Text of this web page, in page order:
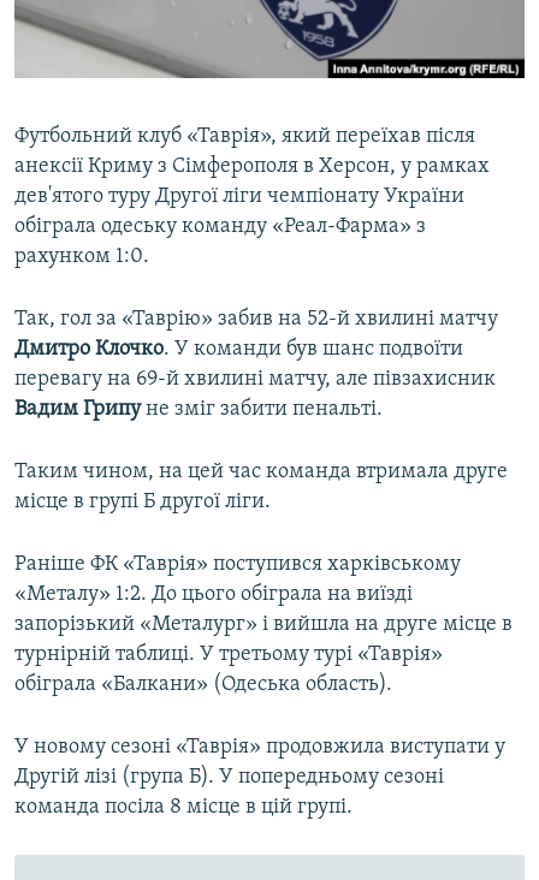
ВІДЕОУРОКИ «ELIFBE»
СВІДЧЕННЯ ОКУПАЦІЇ
Русский
Qırımtatar
ДОЛУЧАЙСЯ!
Усі сайти RFE/RL
Футбольний клуб «Таврія», який переїхав після
анексії Криму з Сімферополя в Херсон, у рамках
дев'ятого туру Другої ліги чемпіонату України
обіграла одеську команду «Реал-Фарма» з
рахунком 1:0.
Так, гол за «Таврію» забив на 52-й хвилині матчу
Дмитро Клочко. У команди був шанс подвоїти
перевагу на 69-й хвилині матчу, але півзахисник
Вадим Грипуне зміг забити пенальті.
Таким чином, на цей час команда втримала друге
місце в групі Б другої ліги.
Раніше ФК «Таврія» поступився харківському
«Металу» 1:2. До цього обіграла на виїзді
запорізький «Металург» і вийшла на друге місце в
турнірній таблиці. У третьому турі «Таврія»
обіграла «Балкани» (Одеська область).
У новому сезоні «Таврія» продовжила виступати у
Другій лізі (група Б). У попередньому сезоні
команда посіла 8 місце в цій групі.